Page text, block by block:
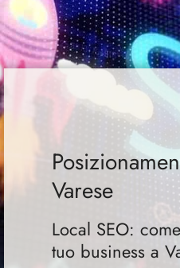
Varese
Local SEO:
tuo business a